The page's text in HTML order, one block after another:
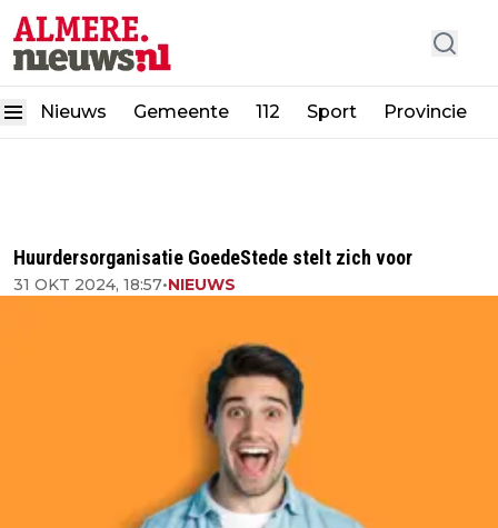
Nieuws Gemeente 112 Sport Provincie
Huurdersorganisatie GoedeStede stelt zich voor
31 OKT 2024, 18:57•NIEUWS